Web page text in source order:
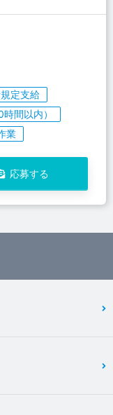
定支給
間以内）
業
応募する